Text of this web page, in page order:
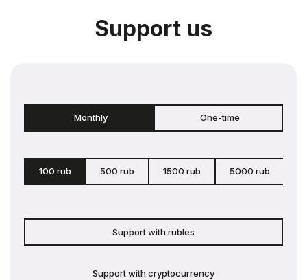
Support us
Monthly One-time
100 rub 500 rub 1500 rub 5000 rub
Support with rubles
Support with cryptocurrency